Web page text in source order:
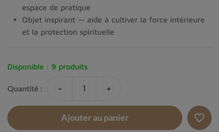
espace de pratique
Objet inspirant — aide à cultiver la force intérieure
et la protection spirituelle
Disponible : 9 produits
Quantité : - +
Ajouter au panier favorite_border